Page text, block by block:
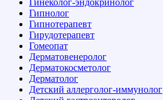
Гинеколог-эндокринолог
Гипнолог
Гипнотерапевт
Гирудотерапевт
Гомеопат
Дерматовенеролог
Дерматокосметолог
Дерматолог
Детский аллерголог-иммунолог